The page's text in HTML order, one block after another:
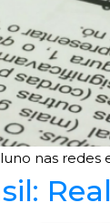
nas redes